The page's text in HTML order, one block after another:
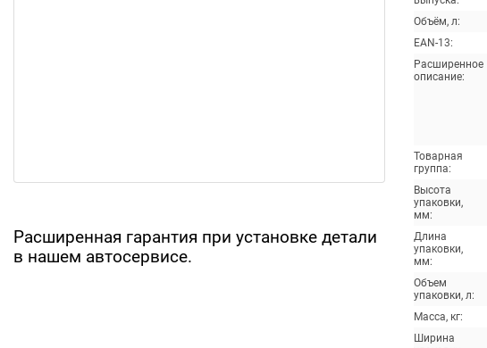
Расширенная гарантия при установке детали
в нашем автосервисе.
Объём, л:
EAN-13:
Расширенное
описание:
Товарная
группа:
Высота
упаковки,
мм:
Длина
упаковки,
мм:
Объем
упаковки, л:
Масса, кг:
Ширина